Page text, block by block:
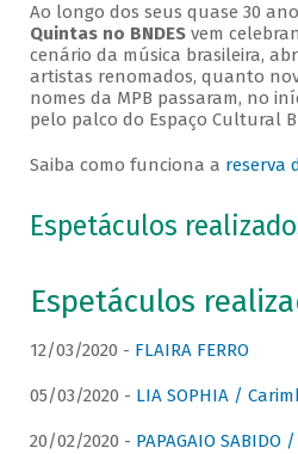
Ao longo dos seus quase 30
Quintas no BNDESvem
cenário da música brasileira,
artistas renomados, quanto
nomes da MPB passaram, no
pelo palco do Espaço Cultural
Saiba como funciona a reserva
Espetáculos
Espetáculos
12/03/2020 - FLAIRA FERRO
05/03/2020 - LIA SOPHIA /
20/02/2020 - PAPAGAIO SABIDO